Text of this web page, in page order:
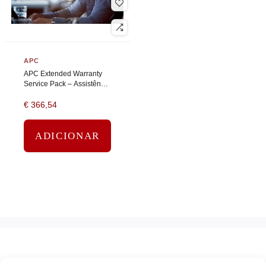
APC
APC Extended Warranty
Service Pack – Assistência
telefónica (para
UPS) – 1…
€ 366,54
ADICIONAR